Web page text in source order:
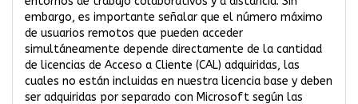
embargo, es importante señalar que el número máximo
de usuarios remotos que pueden acceder
simultáneamente depende directamente de la cantidad
de licencias de Acceso a Cliente (CAL) adquiridas, las
cuales no están incluidas en nuestra licencia base y deben
ser adquiridas por separado con Microsoft según las